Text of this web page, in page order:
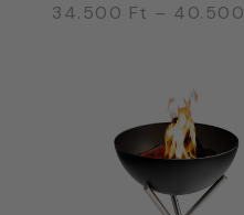
34.500 Ft – 40.500